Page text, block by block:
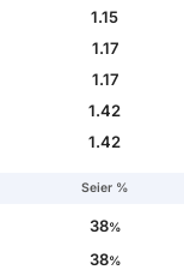
1.15
1.17
1.17
1.42
1.42
Seier %
38%
38%